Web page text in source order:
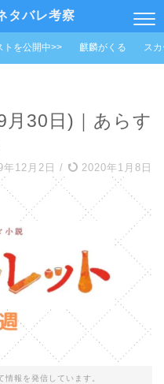
タバレ考察
トを公開中>> 麒麟がくる ス
月30日)｜あらす
年12月2日 / 2020年1月8日
情報を発信しています。